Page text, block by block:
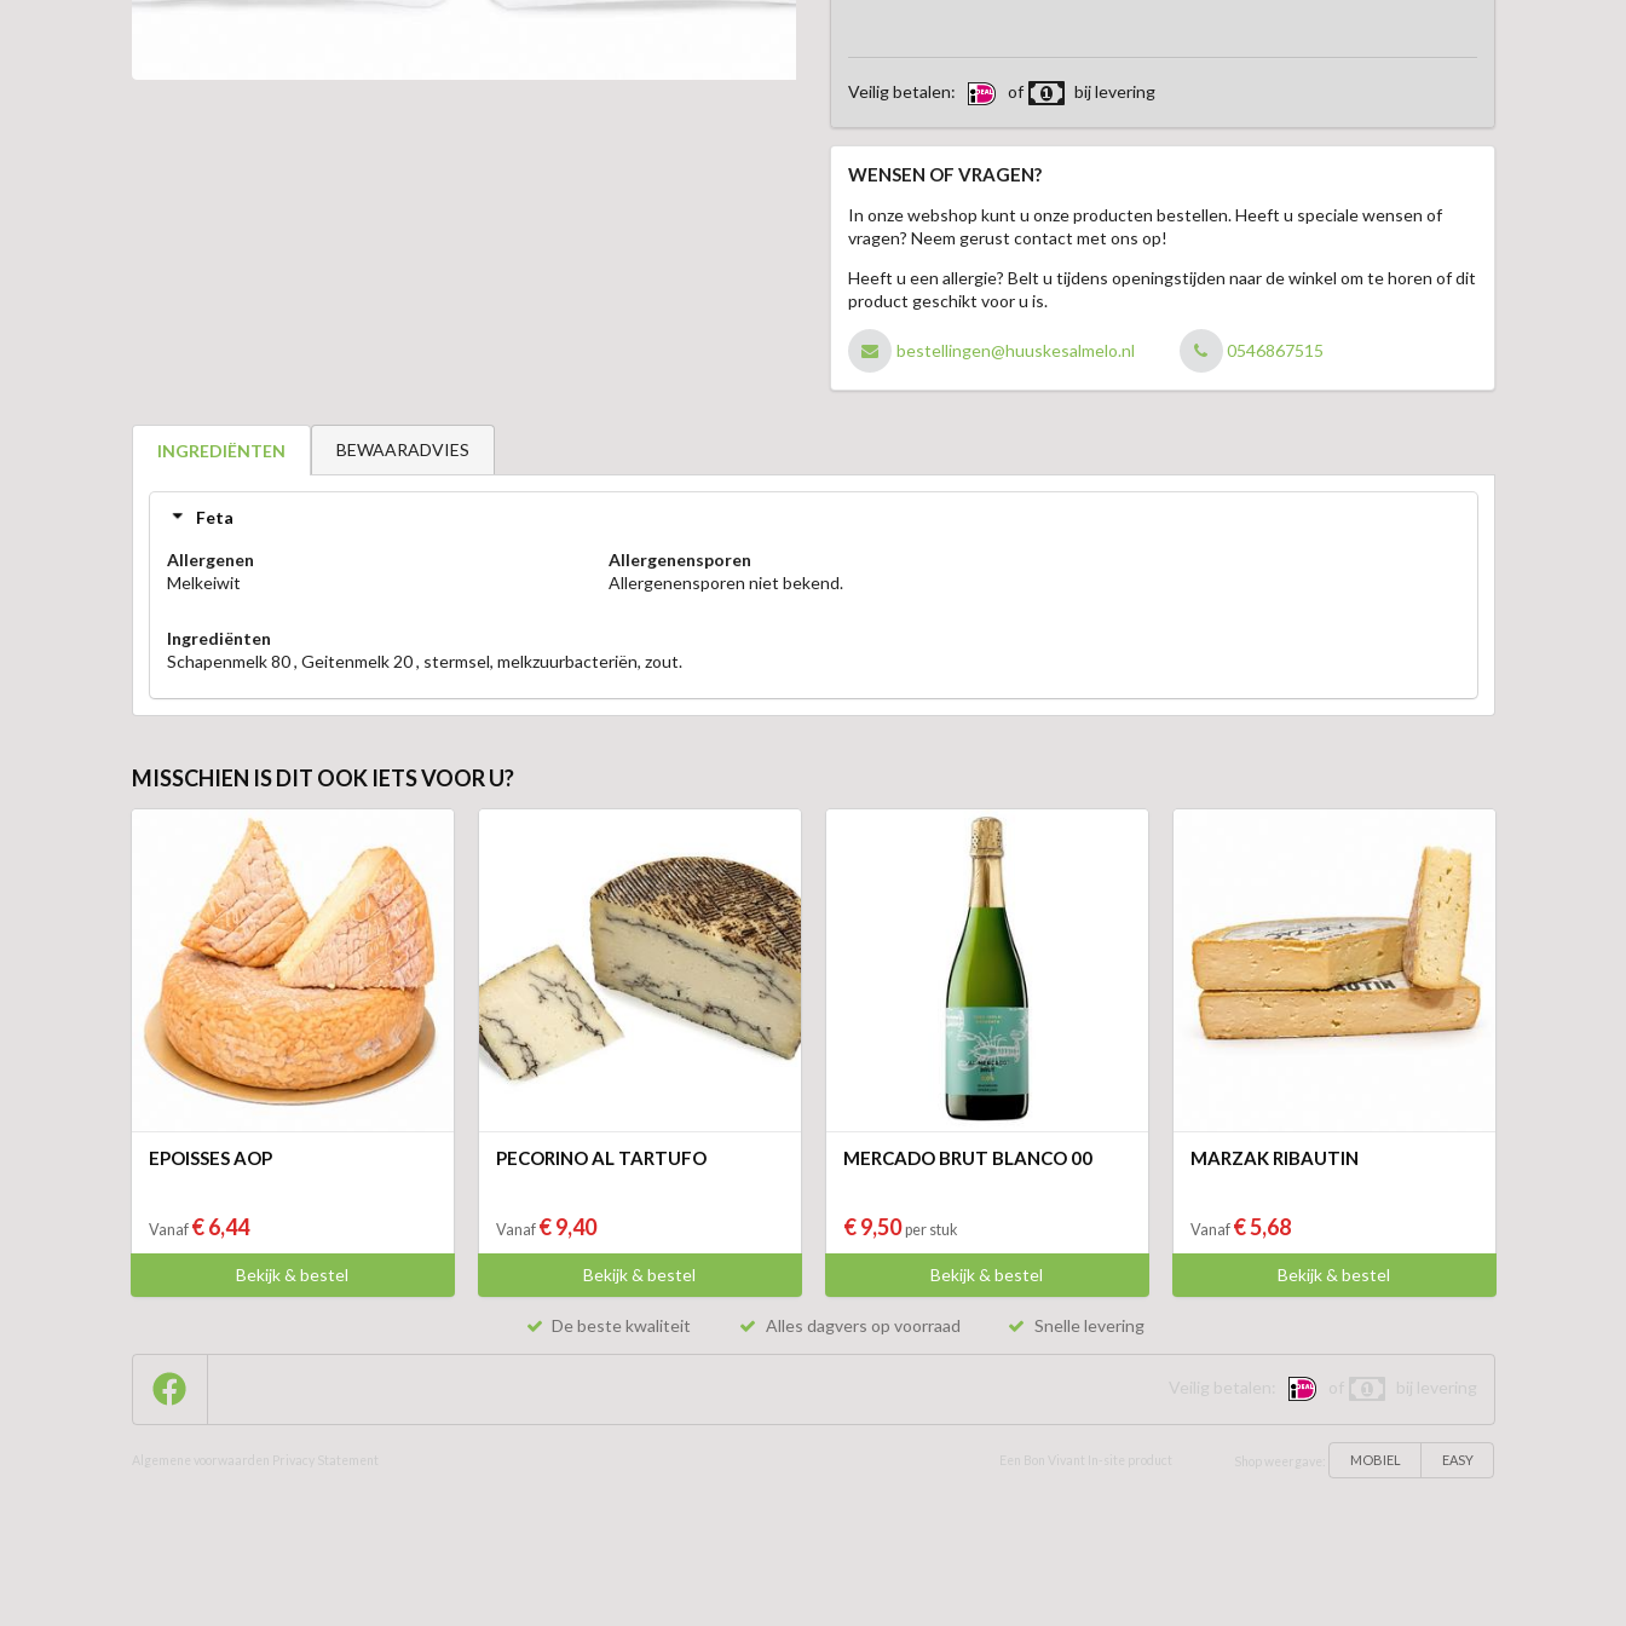
Veilig betalen: of bij levering
WENSEN OF VRAGEN?
In onze webshop kunt u onze producten bestellen. Heeft u speciale wensen of
vragen? Neem gerust contact met ons op!
Heeft u een allergie? Belt u tijdens openingstijden naar de winkel om te horen of dit
product geschikt voor u is.
bestellingen@huuskesalmelo.nl 0546867515
INGREDIËNTEN BEWAARADVIES
Feta
Allergenen
Melkeiwit
Allergenensporen
Allergenensporen niet bekend.
Ingrediënten
Schapenmelk 80 , Geitenmelk 20 , stermsel, melkzuurbacteriën, zout.
MISSCHIEN IS DIT OOK IETS VOOR U?
EPOISSES AOP
Vanaf € 6,44
Bekijk & bestel
PECORINO AL TARTUFO
Vanaf € 9,40
Bekijk & bestel
MERCADO BRUT BLANCO 00
€ 9,50per stuk
Bekijk & bestel
MARZAK RIBAUTIN
Vanaf € 5,68
Bekijk & bestel
De beste kwaliteit Alles dagvers op voorraad Snelle levering
Veilig betalen: of bij levering
Algemene voorwaarden Privacy Statement Een Bon Vivant In-site product Shop weergave: MOBIEL EASY